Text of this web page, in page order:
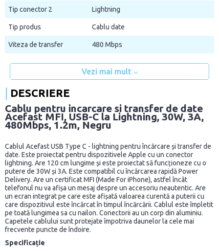
Tip conector 2 Lightning
Tip produs Cablu date
Viteza de transfer 480 Mbps
Vezi mai mult
DESCRIERE
Cablu pentru incarcare si transfer de date
Acefast MFI, USB-C la Lightning, 30W, 3A,
480Mbps, 1.2m, Negru
Cablul Acefast USB Type C - lightning pentru încărcare și transfer de
date. Este proiectat pentru dispozitivele Apple cu un conector
lightning. Are 120 cm lungime și este proiectat să funcționeze cu o
putere de 30W și 3A. Este compatibil cu încărcarea rapidă Power
Delivery. Are un certificat MFI (Made For iPhone), astfel încât
telefonul nu va afișa un mesaj despre un accesoriu neautentic. Are
un ecran integrat pe care este afișată valoarea curentă a puterii cu
care dispozitivul este încărcat în timpul încărcării. Cablul este împletit
pe toată lungimea sa cu nailon. Conectorii au un corp din aluminiu.
Capetele cablului sunt protejate împotriva daunelor la cele mai
frecvente puncte de îndoire.
Specificație